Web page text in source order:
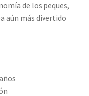
de los peques,
aún más divertido